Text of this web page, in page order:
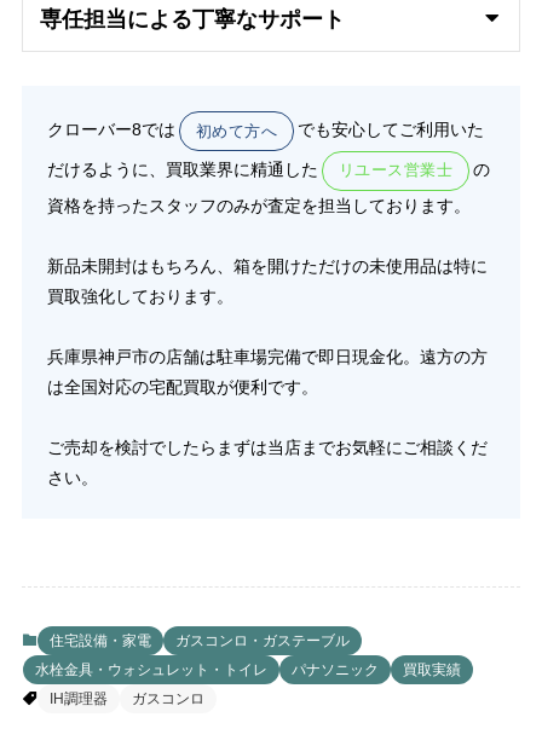
専任担当による丁寧なサポート
クローバー8では 初めて方へ でも安心してご利用いた
だけるように、買取業界に精通した リユース営業士
の
資格を持ったスタッフのみが査定を担当しております。
新品未開封はもちろん、箱を開けただけの未使用品は特に
買取強化しております。
兵庫県神戸市の店舗は駐車場完備で即日現金化。遠方の方
は全国対応の宅配買取が便利です。
ご売却を検討でしたらまずは当店までお気軽にご相談くだ
さい。
住宅設備・家電
ガスコンロ・ガステーブル
水栓金具・ウォシュレット・トイレ
パナソニック
買取実績
IH調理器
ガスコンロ